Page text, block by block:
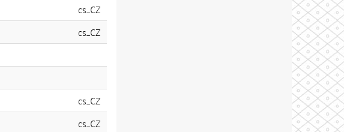
cs_CZ
cs_CZ
cs_CZ
cs_CZ